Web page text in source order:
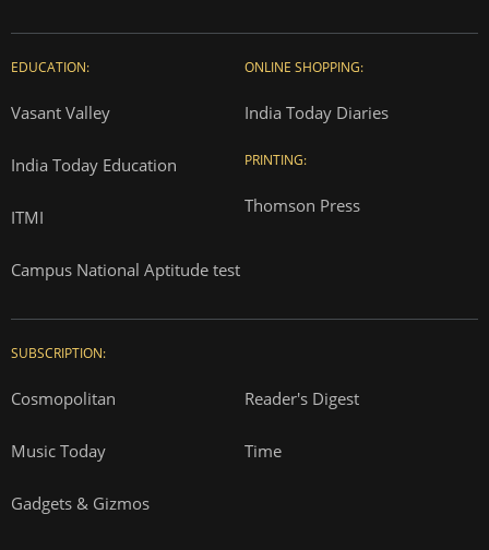
EDUCATION:
Vasant Valley
India Today Education
ITMI
Campus National Aptitude test
ONLINE SHOPPING:
India Today Diaries
PRINTING:
Thomson Press
SUBSCRIPTION:
Cosmopolitan Reader's Digest
Music Today Time
Gadgets & Gizmos